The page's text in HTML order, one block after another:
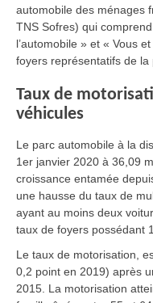
automobile des ménages
TNS Sofres) qui
l’automobile » et « Vous
foyers représentatifs de la
Taux de
véhicules
Le parc automobile à la
1er janvier 2020 à 36,09
croissance entamée
une hausse du taux de
ayant au moins deux
taux de foyers possédant
Le taux de motorisation,
0,2 point en 2019) après
2015. La motorisation